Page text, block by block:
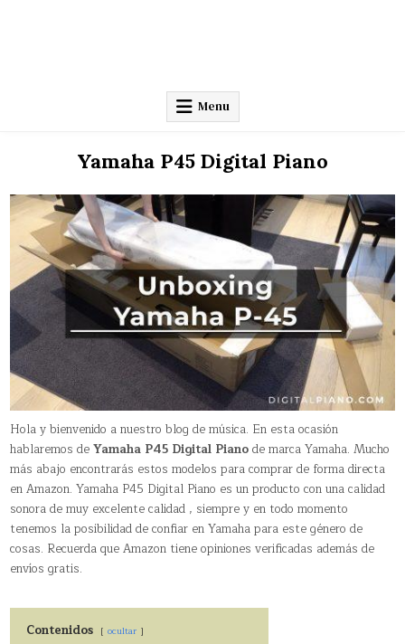
Menu
Yamaha P45 Digital Piano
Hola y bienvenido a nuestro blog de música. En esta ocasión
hablaremos deYamaha P45 Digital Pianode marca Yamaha. Mucho
más abajo encontrarás estos modelos para comprar de forma directa
en Amazon. Yamaha P45 Digital Piano es un producto con una calidad
sonora de muy excelente calidad , siempre y en todo momento
tenemos la posibilidad de confiar en Yamaha para este género de
cosas. Recuerda que Amazon tiene opiniones verificadas además de
envíos gratis.
Contenidos ocultar